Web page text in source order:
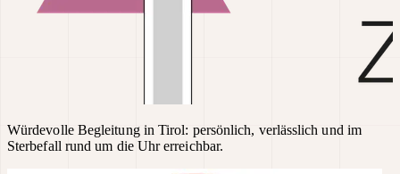
Würdevolle Begleitung in Tirol: persönlich, verlässlich und im
Sterbefall rund um die Uhr erreichbar.